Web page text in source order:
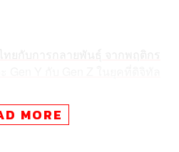
ทยกับการกลายพันธุ์ จากพฤติกร
ลีก-สินค้า แม้บางกลุ่มเพิ่งรับ 1
งนำไปซ่อมบ้านแทนจับจ่าย
MORE